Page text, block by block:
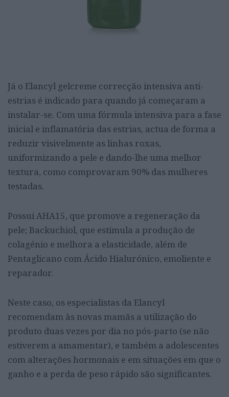
Já o Elancyl gelcreme correcção intensiva anti-
estrias é indicado para quando já começaram a
instalar-se. Com uma fórmula intensiva para a fase
inicial e inflamatória das estrias, actua de forma a
reduzir visivelmente as linhas roxas,
uniformizando a pele e dando-lhe uma melhor
textura, como comprovaram 90% das mulheres
testadas.
Possui AHA15, que promove a regeneração da
pele; Backuchiol, que estimula a produção de
colagénio e melhora a elasticidade, além de
Pentaglicano com Ácido Hialurónico, emoliente e
reparador.
Neste caso, os especialistas da Elancyl
recomendam às novas mamãs a utilização do
produto duas vezes por dia no pós-parto (se não
estiverem a amamentar), e também a adolescentes
com alterações hormonais e em situações em que o
ganho e a perda de peso rápido são significantes.